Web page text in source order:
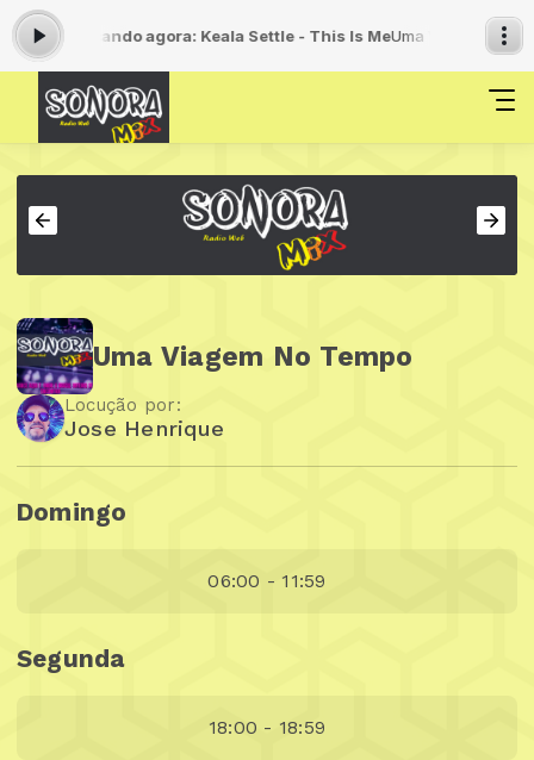
- Tocando agora: Keala Settle - This Is MeUma Viagem No
Uma Viagem No Tempo
Locução por:
Jose Henrique
Domingo
06:00 - 11:59
Segunda
18:00 - 18:59